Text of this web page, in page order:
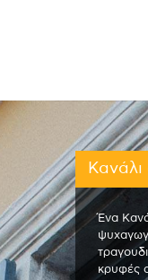
Κανάλι
Ένα
κρυφές